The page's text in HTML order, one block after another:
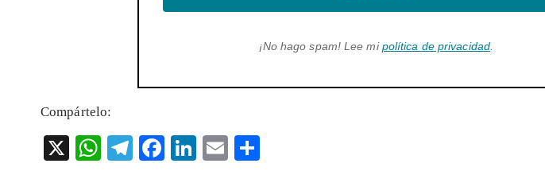
¡No hago spam! Lee mipolítica de privacidad
Compártelo:
X
W
T
F
Li
E